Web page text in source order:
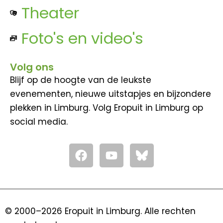
Theater
Foto's en video's
Volg ons
Blijf op de hoogte van de leukste
evenementen, nieuwe uitstapjes en bijzondere
plekken in Limburg. Volg Eropuit in Limburg op
social media.
F
a
c
e
o
Y
o
u
t
b
© 2000–2026 Eropuit in Limburg. Alle rechten